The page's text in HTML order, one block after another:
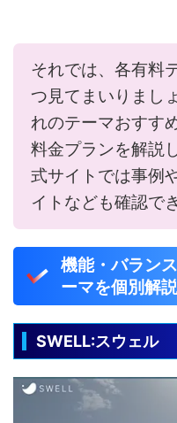
それでは、各有料
つ見てまいりまし
れのテーマおすす
料金プランを解説
式サイトでは事例
イトなども確認で
機能・バラン
ーマを個別解説
SWELL:スウェル